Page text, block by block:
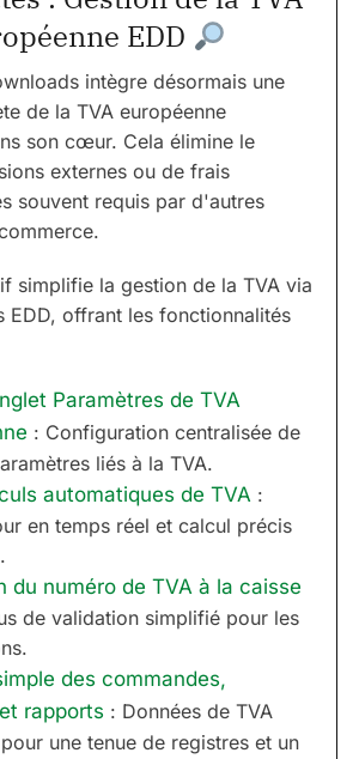
EDD
intègre désormais une
de la TVA européenne
son cœur. Cela élimine le
externes ou de frais
souvent requis par d'autres
simplifie la gestion de la TVA via
EDD, offrant les fonctionnalités
Paramètres de TVA
: Configuration centralisée de
liés à la TVA.
automatiques de TVA :
en temps réel et calcul précis
du numéro de TVA à la caisse
de validation simplifié pour les
des commandes,
rapports : Données de TVA
une tenue de registres et un